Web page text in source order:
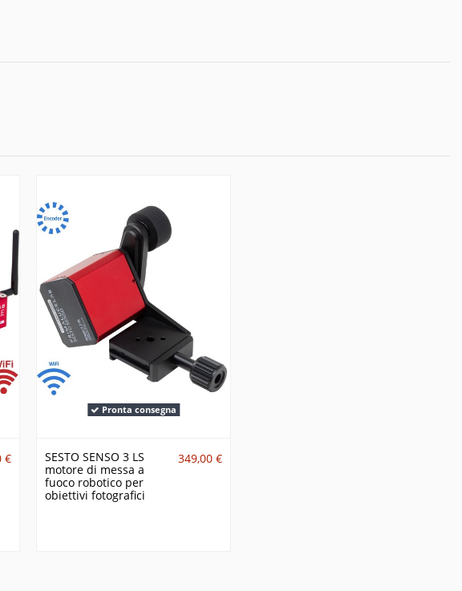
€
Pronta consegna
SESTO SENSO 3 LS
motore di messa a
fuoco robotico per
obiettivi fotografici
349,00 €